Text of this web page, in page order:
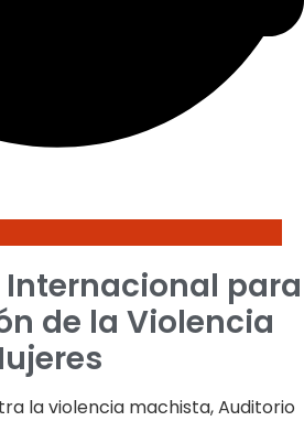
Internacional para
de la Violencia
la violencia machista, Auditorio